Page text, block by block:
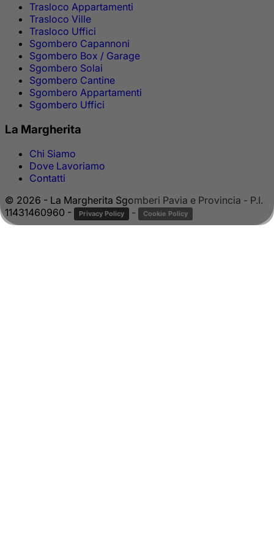
Trasloco Appartamenti
Trasloco Ville
Trasloco Uffici
Sgombero Capannoni
Sgombero Box / Garage
Sgombero Solai
Sgombero Cantine
Sgombero Appartamenti
Sgombero Uffici
La Margherita
Chi Siamo
Dove Lavoriamo
Contatti
© 2026 - La Margherita Sgomberi Pavia e Provincia - P.I.
11431460960 -
Privacy Policy - Cookie Policy